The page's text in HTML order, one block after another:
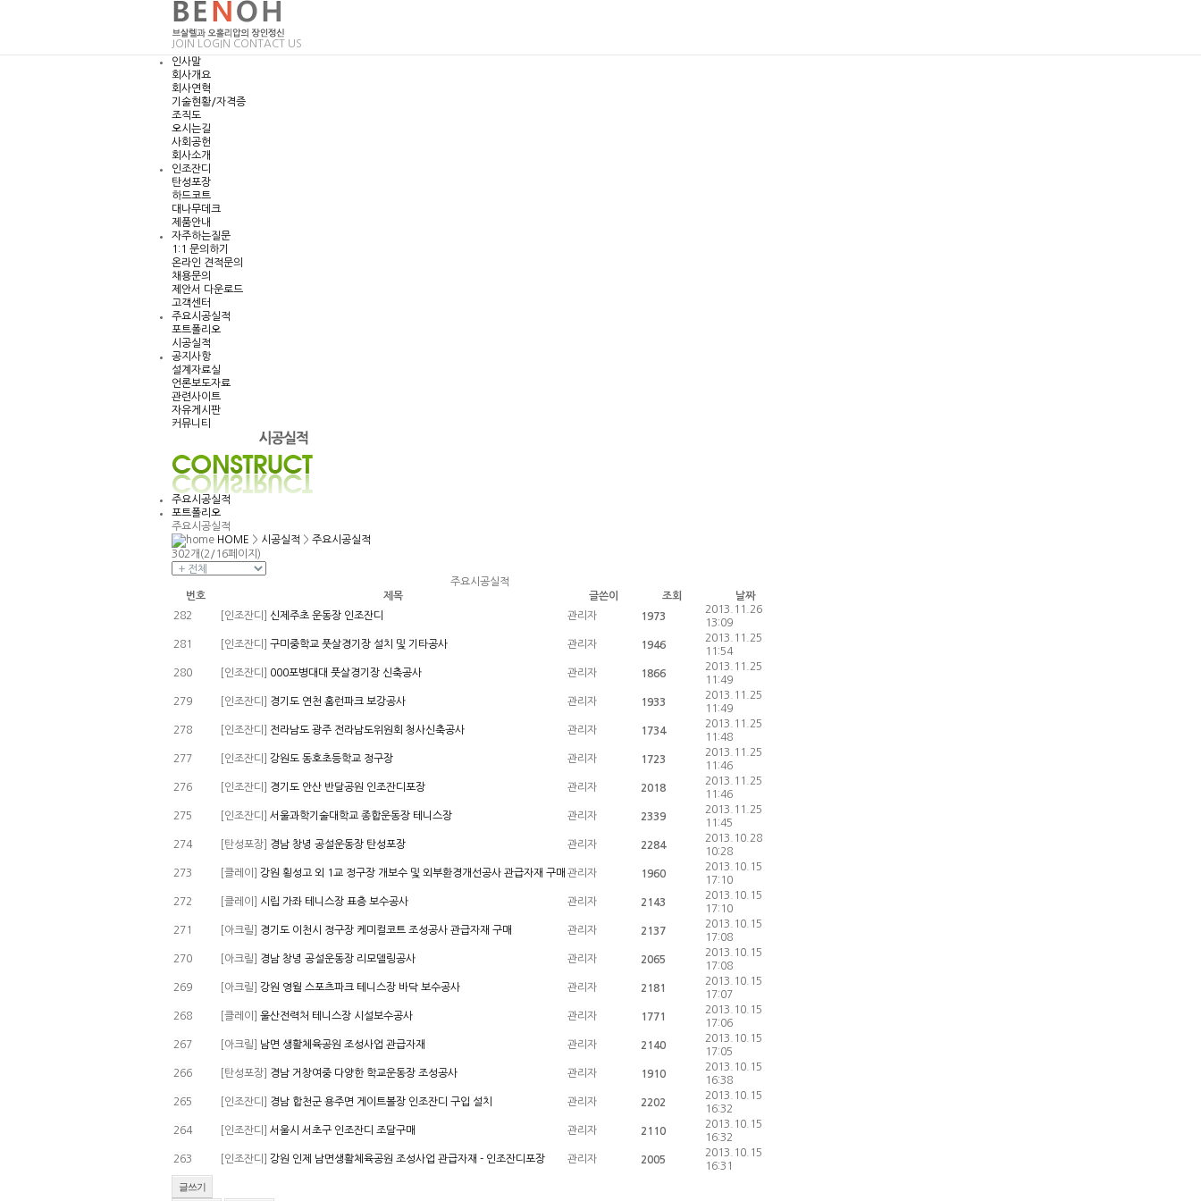
JOIN LOGIN CONTACT US
인사말
회사개요
회사연혁
기술현황/자격증
조직도
오시는길
사회공헌
회사소개
인조잔디
탄성포장
하드코트
대나무데크
제품안내
자주하는질문
1:1 문의하기
온라인 견적문의
채용문의
제안서 다운로드
고객센터
주요시공실적
포트폴리오
시공실적
공지사항
설계자료실
언론보도자료
관련사이트
자유게시판
커뮤니티
주요시공실적
포트폴리오
주요시공실적
HOME > 시공실적 > 주요시공실적
302개(2/16페이지)
주요시공실적
번호
제목 글쓴이 조회
날짜
282
[인조잔디] 신제주초 운동장 인조잔디 관리자 1973
2013.11.26
13:09
281
[인조잔디] 구미중학교 풋살경기장 설치 및 기타공사 관리자 1946
2013.11.25
11:54
280
[인조잔디] 000포병대대 풋살경기장 신축공사 관리자 1866
2013.11.25
11:49
279
[인조잔디] 경기도 연천 홈런파크 보강공사 관리자 1933
2013.11.25
11:49
278
[인조잔디] 전라남도 광주 전라남도위원회 청사신축공사 관리자 1734
2013.11.25
11:48
277
[인조잔디] 강원도 동호초등학교 정구장 관리자 1723
2013.11.25
11:46
276
[인조잔디] 경기도 안산 반달공원 인조잔디포장 관리자 2018
2013.11.25
11:46
275
[인조잔디] 서울과학기술대학교 종합운동장 테니스장 관리자 2339
2013.11.25
11:45
274
[탄성포장] 경남 창녕 공설운동장 탄성포장 관리자 2284
2013.10.28
10:28
273
[클레이] 강원 횡성고 외 1교 정구장 개보수 및 외부환경개선공사 관급자재 구매 관리자 1960
2013.10.15
17:10
272
[클레이] 시립 가좌 테니스장 표층 보수공사 관리자 2143
2013.10.15
17:10
271
[아크릴] 경기도 이천시 정구장 케미컬코트 조성공사 관급자재 구매 관리자 2137
2013.10.15
17:08
270
[아크릴] 경남 창녕 공설운동장 리모델링공사 관리자 2065
2013.10.15
17:08
269
[아크릴] 강원 영월 스포츠파크 테니스장 바닥 보수공사 관리자 2181
2013.10.15
17:07
268
[클레이] 울산전력처 테니스장 시설보수공사 관리자 1771
2013.10.15
17:06
267
[아크릴] 남면 생활체육공원 조성사업 관급자재 관리자 2140
2013.10.15
17:05
266
[탄성포장] 경남 거창여중 다양한 학교운동장 조성공사 관리자 1910
2013.10.15
16:38
265
[인조잔디] 경남 합천군 용주면 게이트볼장 인조잔디 구입 설치 관리자 2202
2013.10.15
16:32
264
[인조잔디] 서울시 서초구 인조잔디 조달구매 관리자 2110
2013.10.15
16:32
263
[인조잔디] 강원 인제 남면생활체육공원 조성사업 관급자재 - 인조잔디포장 관리자 2005
2013.10.15
16:31
글쓰기